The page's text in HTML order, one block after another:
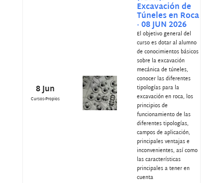
8 Jun
Cursos-Propios
Excavación de
Túneles en Roca
· 08 JUN 2026
El objetivo general del
curso es dotar al alumno
de conocimientos básicos
sobre la excavación
mecánica de túneles,
conocer las diferentes
tipologías para la
excavación en roca, los
principios de
funcionamiento de las
diferentes tipologías,
campos de aplicación,
principales ventajas e
inconvenientes, así como
las características
principales a tener en
cuenta